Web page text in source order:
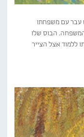
(1945) ובגיל שלוש עבר עם משפחתו
הבוס שלו
ללמוד אצל הצייר